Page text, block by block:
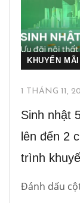
KHUYẾN MÃI
1 THÁNG 11,
Sinh nhật
lên đến 2
trình
Đánh dấu